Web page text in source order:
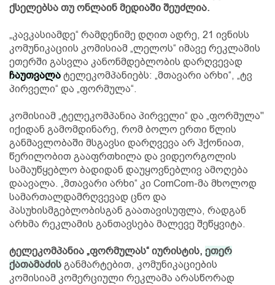
ქსელებსა თუ ონლაინ მედიაში შეუძლია.
„კავკასიამდე“ რამდენიმე დღით ადრე, 21 ივნისს
კომუნიკაციის კომისიამ „ლელოს“ იმავე რეკლამის
ეთერში გასვლა კანონმდებლობის დარღვევად
ჩაუთვალა ტელეკომპანიებს: „მთავარი არხი“, „ტვ
პირველი“ და „ფორმულა“.
კომისიამ „ტელეკომპანია პირველი“ და „ფორმულა"
იქიდან გამომდინარე, რომ ბოლო ერთი წლის
განმავლობაში მსგავსი დარღვევა არ ჰქონიათ,
წერილობით გააფრთხილა და ვიდეორგოლის
სამაუწყებლო ბადიდან დაუყოვნებლივ ამოღება
დაავალა. „მთავარი არხი“ კი ComCom-მა მხოლოდ
სამართალდამრღვევად ცნო და
პასუხისმგებლობისგან გაათავისუფლა, რადგან
არხმა რეკლამის განთავსება მალევე შეწყვიტა.
ტელეკომპანია „ფორმულას“ იურისტის, ეთერ
ქათამაძის განმარტებით, კომუნიკაციების
კომისიამ კომერციული რეკლამა არასწორად